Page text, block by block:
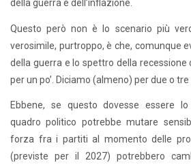
della guerra e dell’inflazione.
Questo però non è lo scenario più
verosimile, purtroppo, è che, comunque
della guerra e lo spettro della recessione
per un po’. Diciamo (almeno) per due o tre
Ebbene, se questo dovesse essere
quadro politico potrebbe mutare
forza fra i partiti al momento delle
(previste per il 2027) potrebbero